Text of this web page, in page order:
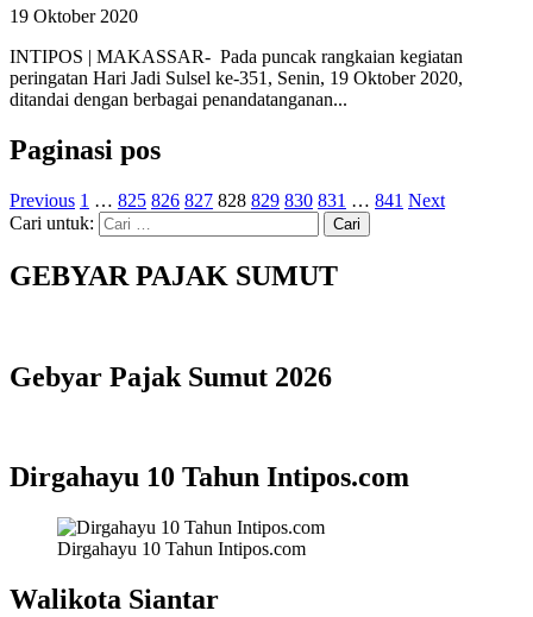
19 Oktober 2020
INTIPOS | MAKASSAR- Pada puncak rangkaian kegiatan
peringatan Hari Jadi Sulsel ke-351, Senin, 19 Oktober 2020,
ditandai dengan berbagai penandatanganan...
Paginasi pos
Previous 1 … 825 826 827 828 829 830 831 … 841 Next
Cari untuk:
GEBYAR PAJAK SUMUT
Gebyar Pajak Sumut 2026
Dirgahayu 10 Tahun Intipos.com
Dirgahayu 10 Tahun Intipos.com
Walikota Siantar